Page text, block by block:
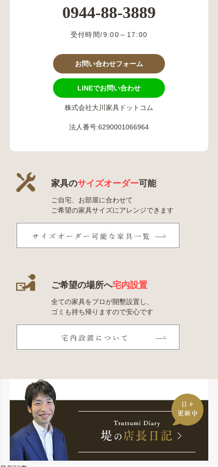
0944-88-3889
受付時間/9:00～17:00
お問い合わせフォーム
LINEでお問い合わせ
株式会社大川家具ドットコム
法人番号:6290001066964
家具のサイズオーダー可能
ご自宅、お部屋に合わせて
ご希望の家具サイズにアレンジできます
ご希望の場所へ宅内設置
全ての家具をプロが開墾設置し、
ゴミも持ち帰りますので安心です